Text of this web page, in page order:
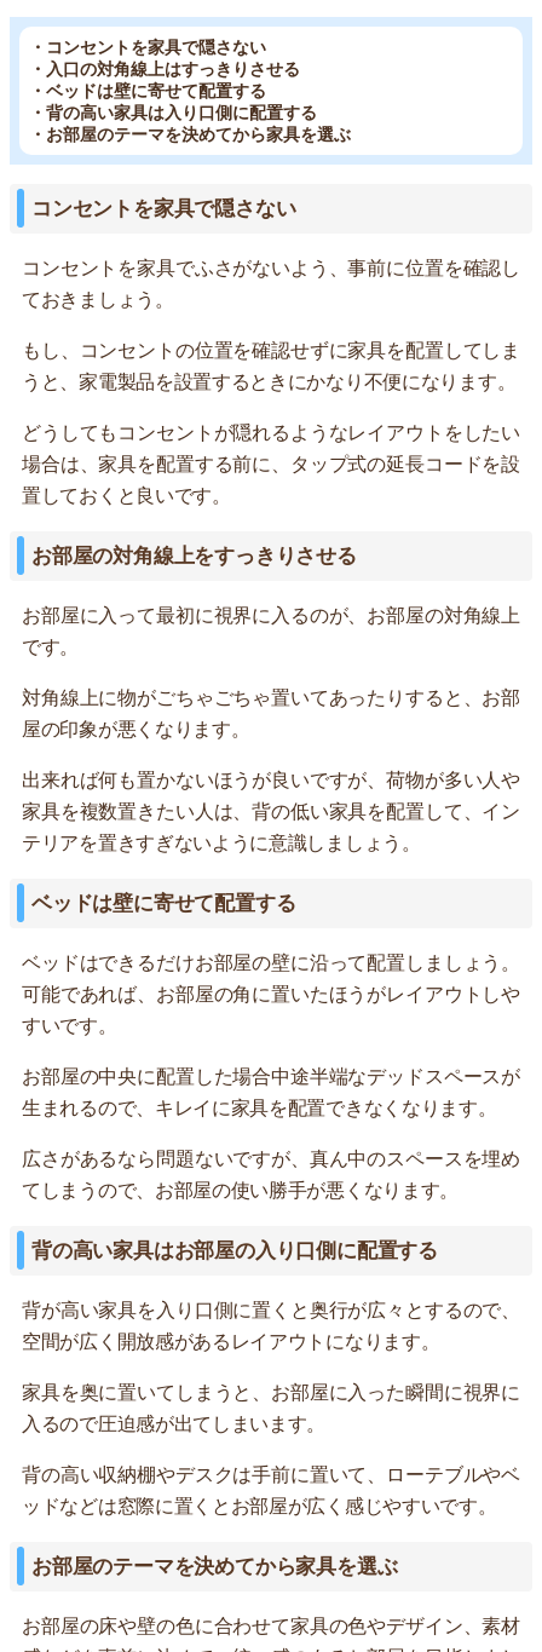
・コンセントを家具で隠さない
・入口の対角線上はすっきりさせる
・ベッドは壁に寄せて配置する
・背の高い家具は入り口側に配置する
・お部屋のテーマを決めてから家具を選ぶ
コンセントを家具で隠さない
コンセントを家具でふさがないよう、事前に位置を確認し
ておきましょう。
もし、コンセントの位置を確認せずに家具を配置してしま
うと、家電製品を設置するときにかなり不便になります。
どうしてもコンセントが隠れるようなレイアウトをしたい
場合は、家具を配置する前に、タップ式の延長コードを設
置しておくと良いです。
お部屋の対角線上をすっきりさせる
お部屋に入って最初に視界に入るのが、お部屋の対角線上
です。
対角線上に物がごちゃごちゃ置いてあったりすると、お部
屋の印象が悪くなります。
出来れば何も置かないほうが良いですが、荷物が多い人や
家具を複数置きたい人は、背の低い家具を配置して、イン
テリアを置きすぎないように意識しましょう。
ベッドは壁に寄せて配置する
ベッドはできるだけお部屋の壁に沿って配置しましょう。
可能であれば、お部屋の角に置いたほうがレイアウトしや
すいです。
お部屋の中央に配置した場合中途半端なデッドスペースが
生まれるので、キレイに家具を配置できなくなります。
広さがあるなら問題ないですが、真ん中のスペースを埋め
てしまうので、お部屋の使い勝手が悪くなります。
背の高い家具はお部屋の入り口側に配置する
背が高い家具を入り口側に置くと奥行が広々とするので、
空間が広く開放感があるレイアウトになります。
家具を奥に置いてしまうと、お部屋に入った瞬間に視界に
入るので圧迫感が出てしまいます。
背の高い収納棚やデスクは手前に置いて、ローテブルやベ
ッドなどは窓際に置くとお部屋が広く感じやすいです。
お部屋のテーマを決めてから家具を選ぶ
お部屋の床や壁の色に合わせて家具の色やデザイン、素材